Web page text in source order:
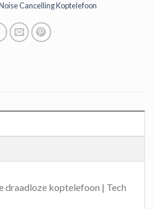
Cancelling Koptelefoon
draadloze koptelefoon | Tech